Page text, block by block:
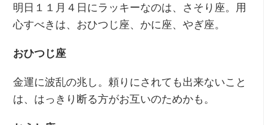
明日１１月４日にラッキーなのは、さそり座。用
心すべきは、おひつじ座、かに座、やぎ座。
おひつじ座
金運に波乱の兆し。頼りにされても出来ないこと
は、はっきり断る方がお互いのためかも。